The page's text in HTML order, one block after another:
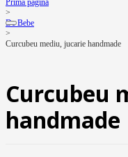
Prima pagină
>
De Bebe
>
Curcubeu mediu, jucarie handmade
Curcubeu
handmade